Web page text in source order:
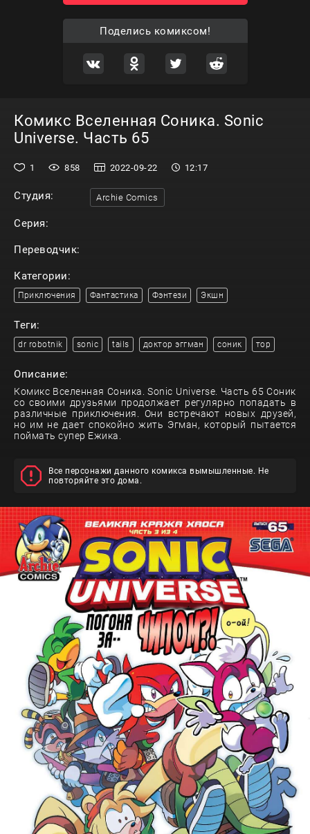
Поделись комиксом!
Комикс Вселенная Соника. Sonic
Universe. Часть 65
1 858 2022-09-22 12:17
Студия: Archie Comics
Серия:
Переводчик:
Категории:
Приключения Фантастика Фэнтези Экшн
Теги:
dr robotnik sonic tails доктор эггман соник тор
Описание:
Комикс Вселенная Соника. Sonic Universe. Часть 65 Соник
со своими друзьями продолжает регулярно попадать в
различные приключения. Они встречают новых друзей,
но им не дает спокойно жить Эгман, который пытается
поймать супер Ежика.
Все персонажи данного комикса вымышленные. Не
повторяйте это дома.